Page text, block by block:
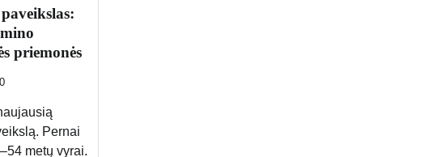
priemonės
0
Pernai
metų vyrai.